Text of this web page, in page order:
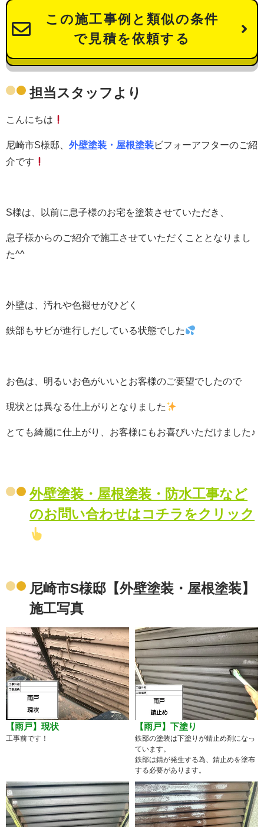
この施工事例と類似の条件
で見積を依頼する
担当スタッフより
こんにちは
尼崎市S様邸、 外壁塗装・屋根塗装ビフォーアフターのご紹
介です
S様は、以前に息子様のお宅を塗装させていただき、
息子様からのご紹介で施工させていただくこととなりまし
た^^
外壁は、汚れや色褪せがひどく
鉄部もサビが進行しだしている状態でした
お色は、明るいお色がいいとお客様のご要望でしたので
現状とは異なる仕上がりとなりました
とても綺麗に仕上がり、お客様にもお喜びいただけました♪
外壁塗装・屋根塗装・防水工事など
のお問い合わせはコチラをクリック
尼崎市S様邸【外壁塗装・屋根塗装】
施工写真
【雨戸】現状
工事前です！
【雨戸】下塗り
鉄部の塗装は下塗りが錆止め剤になっ
ています。
鉄部は錆が発生する為、錆止めを塗布
する必要があります。